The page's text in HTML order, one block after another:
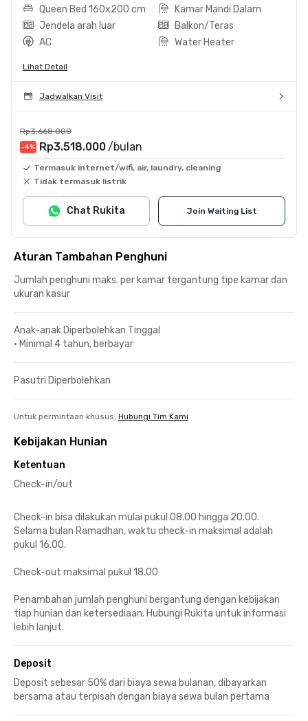
Queen Bed 160x200 cm
Kamar Mandi Dalam
Jendela arah luar
Balkon/Teras
AC
Water Heater
Lihat Detail
Jadwalkan Visit
Rp3.668.000
-4% Rp3.518.000 /bulan
Termasuk internet/wifi, air, laundry, cleaning
Tidak termasuk listrik
Join Waiting List
Chat Rukita
Aturan Tambahan Penghuni
Jumlah penghuni maks. per kamar tergantung tipe kamar dan
ukuran kasur
Anak-anak Diperbolehkan Tinggal
• Minimal 4 tahun, berbayar
Pasutri Diperbolehkan
Untuk permintaan khusus, Hubungi Tim Kami
Kebijakan Hunian
Ketentuan
Check-in/out
Check-in bisa dilakukan mulai pukul 08.00 hingga 20.00.
Selama bulan Ramadhan, waktu check-in maksimal adalah
pukul 16.00.
Check-out maksimal pukul 18.00
Penambahan jumlah penghuni bergantung dengan kebijakan
tiap hunian dan ketersediaan. Hubungi Rukita untuk informasi
lebih lanjut.
Deposit
Deposit sebesar 50% dari biaya sewa bulanan, dibayarkan
bersama atau terpisah dengan biaya sewa bulan pertama